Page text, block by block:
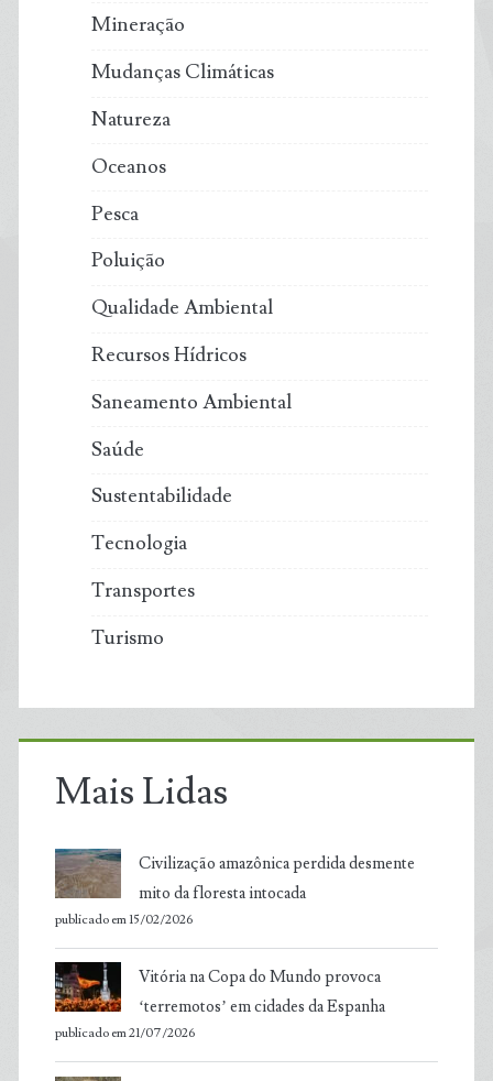
Mineração
Mudanças Climáticas
Natureza
Oceanos
Pesca
Poluição
Qualidade Ambiental
Recursos Hídricos
Saneamento Ambiental
Saúde
Sustentabilidade
Tecnologia
Transportes
Turismo
Mais Lidas
Civilização amazônica perdida desmente
mito da floresta intocada
publicado em 15/02/2026
Vitória na Copa do Mundo provoca
‘terremotos’ em cidades da Espanha
publicado em 21/07/2026